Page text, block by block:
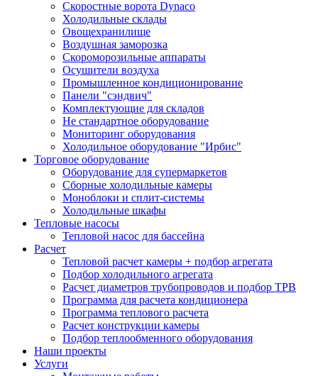
Скоростные ворота Dynaco
Холодильные склады
Овощехранилище
Воздушная заморозка
Скороморозильные аппараты
Осушители воздуха
Промышленное кондиционирование
Панели "сэндвич"
Комплектующие для складов
Не стандартное оборудование
Мониторинг оборудования
Холодильное оборудование "Ирбис"
Торговое оборудование
Оборудование для супермаркетов
Сборные холодильные камеры
Моноблоки и сплит-системы
Холодильные шкафы
Тепловые насосы
Тепловой насос для бассейна
Расчет
Тепловой расчет камеры + подбор агрегата
Подбор холодильного агрегата
Расчет диаметров трубопроводов и подбор ТРВ
Программа для расчета кондиционера
Программа теплового расчета
Расчет конструкции камеры
Подбор теплообменного оборудования
Наши проекты
Услуги